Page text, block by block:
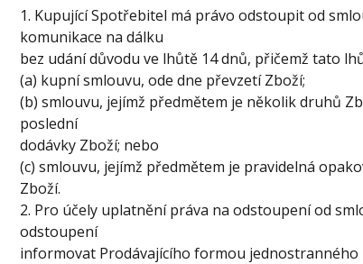
1. Kupující Spotřebitel má právo odstoupit od
komunikace na dálku
bez udání důvodu ve lhůtě 14 dnů, přičemž tato
(a) kupní smlouvu, ode dne převzetí Zboží;
(b) smlouvu, jejímž předmětem je několik druhů
poslední
dodávky Zboží; nebo
(c) smlouvu, jejímž předmětem je pravidelná
Zboží.
2. Pro účely uplatnění práva na odstoupení od
odstoupení
informovat Prodávajícího formou